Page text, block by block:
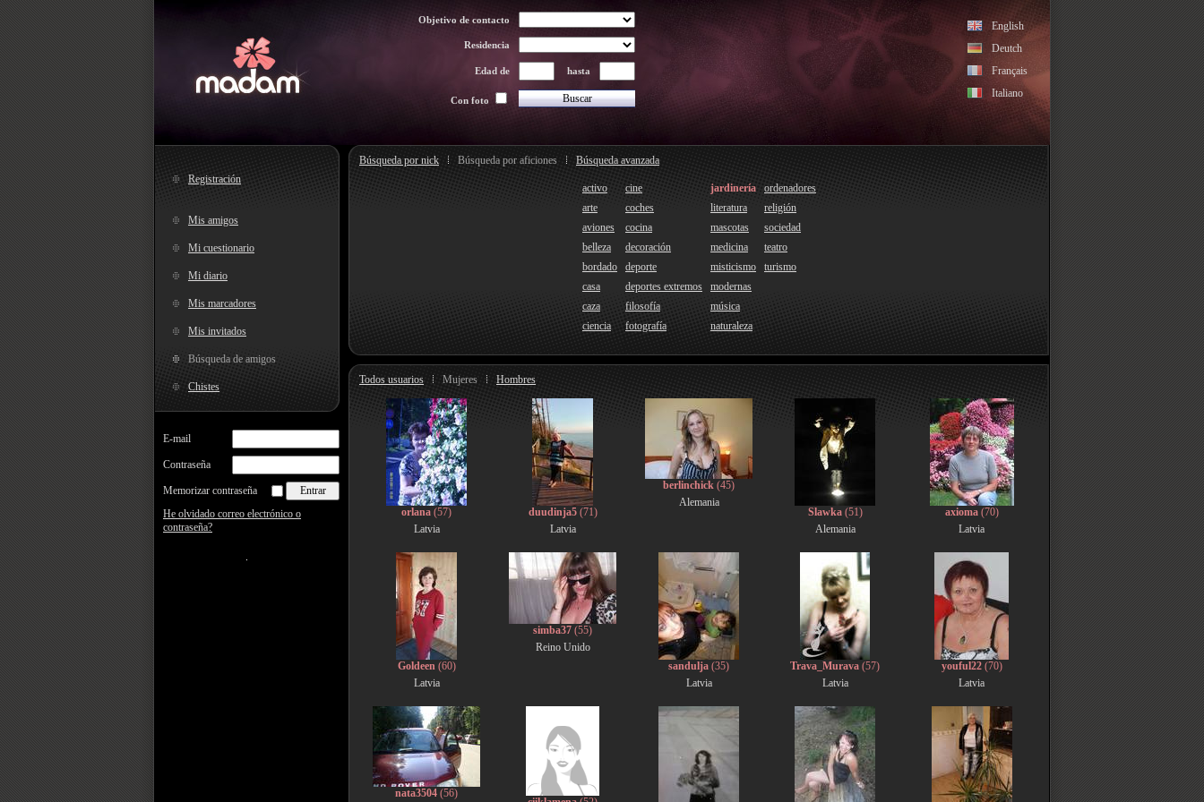
Objetivo de contacto
Residencia
Edad de hasta
Con foto
English
Deutch
Français
Italiano
Registración
Mis amigos
Mi cuestionario
Mi diario
Mis marcadores
Mis invitados
Búsqueda de amigos
Chistes
E-mail
Contraseña
Memorizar contraseña
He olvidado correo electrónico o
contraseña?
Búsqueda por nick Búsqueda por aficiones Búsqueda avanzada
activo
arte
aviones
belleza
bordado
casa
caza
ciencia
cine
coches
cocina
decoración
deporte
deportes extremos
filosofía
fotografía
jardinería
literatura
mascotas
medicina
misticismo
modernas
música
naturaleza
ordenadores
religión
sociedad
teatro
turismo
Todos usuarios Mujeres Hombres
orlana (57)
Latvia
duudinja5(71)
Latvia
berlinchick (45)
Alemania
Slawka(51)
Alemania
axioma(70)
Latvia
Goldeen(60)
Latvia
simba37 (55)
Reino Unido
sandulja (35)
Latvia
Trava_Murava (57)
Latvia
youful22(70)
Latvia
nata3504 (56)